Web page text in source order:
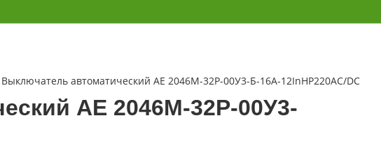
Выключатель автоматический АЕ 2046М-32Р-00У3-Б-16А-12InНР220AC/DC
АЕ 2046М-32Р-00У3-